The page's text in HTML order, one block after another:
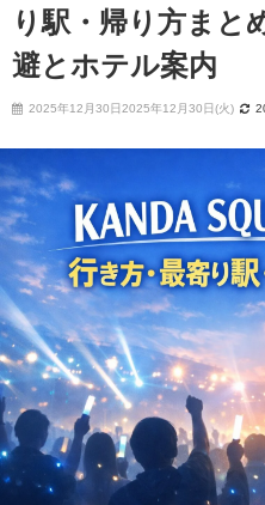
り駅・帰り方まと
避とホテル案内
2025年12月30日2025年12月30日(火)